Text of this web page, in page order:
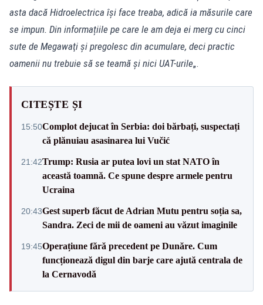
asta dacă Hidroelectrica își face treaba, adică ia măsurile care
se impun. Din informațiile pe care le am deja ei merg cu cinci
sute de Megawaţi și pregolesc din acumulare, deci practic
oamenii nu trebuie să se teamă şi nici UAT-urile„.
CITEȘTE ȘI
15:50Complot dejucat în Serbia: doi bărbați, suspectați
că plănuiau asasinarea lui Vučić
21:42Trump: Rusia ar putea lovi un stat NATO în
această toamnă. Ce spune despre armele pentru
Ucraina
20:43Gest superb făcut de Adrian Mutu pentru soția sa,
Sandra. Zeci de mii de oameni au văzut imaginile
19:45Operațiune fără precedent pe Dunăre. Cum
funcționează digul din barje care ajută centrala de
la Cernavodă